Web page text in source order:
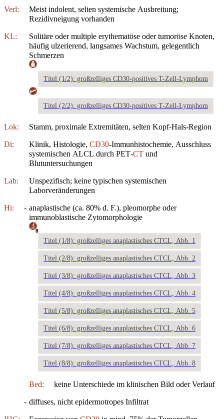
Verl:
Meist indolent, selten systemische Ausbreitung;
Rezidivneigung vorhanden
KL:
Solitäre oder multiple erythematöse oder tumoröse Knoten,
häufig ulzerierend, langsames Wachstum, gelegentlich
Schmerzen
Titel (1/2): großzelliges CD30-positives T-Zell-Lymphom
Titel (2/2): großzelliges CD30-positives T-Zell-Lymphom
Lok: Stamm, proximale Extremitäten, selten Kopf‑Hals‑Region
Di: Klinik, Histologie, CD30‑Immunhistochemie, Ausschluss
systemischen ALCL durch PET‑CT und
Blutuntersuchungen
Lab:
Unspezifisch; keine typischen systemischen
Laborveränderungen
Hi: - anaplastische (ca. 80% d. F.), pleomorphe oder
immunoblastische Zytomorphologie
8
Titel (1/8): großzelliges anaplastisches CTCL, Abb. 1
Titel (2/8): großzelliges anaplastisches CTCL, Abb. 2
Titel (3/8): großzelliges anaplastisches CTCL, Abb. 3
Titel (4/8): großzelliges anaplastisches CTCL, Abb. 4
Titel (5/8): großzelliges anaplastisches CTCL, Abb. 5
Titel (6/8): großzelliges anaplastisches CTCL, Abb. 6
Titel (7/8): großzelliges anaplastisches CTCL, Abb. 7
Titel (8/8): großzelliges anaplastisches CTCL, Abb. 8
Bed: keine Unterschiede im klinischen Bild oder Verlauf
- diffuses, nicht epidermotropes Infiltrat